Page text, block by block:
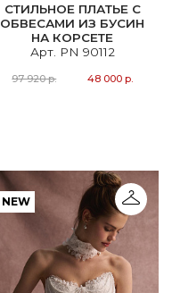
СТИЛЬНОЕ ПЛАТЬЕ С
ОБВЕСАМИ ИЗ БУСИН
НА КОРСЕТЕ
Арт. PN 90112
97 920 р. 48 000 р.
NEW